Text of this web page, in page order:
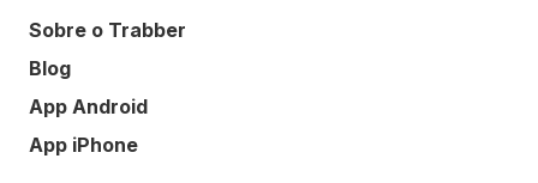
Sobre o Trabber
Blog
App Android
App iPhone